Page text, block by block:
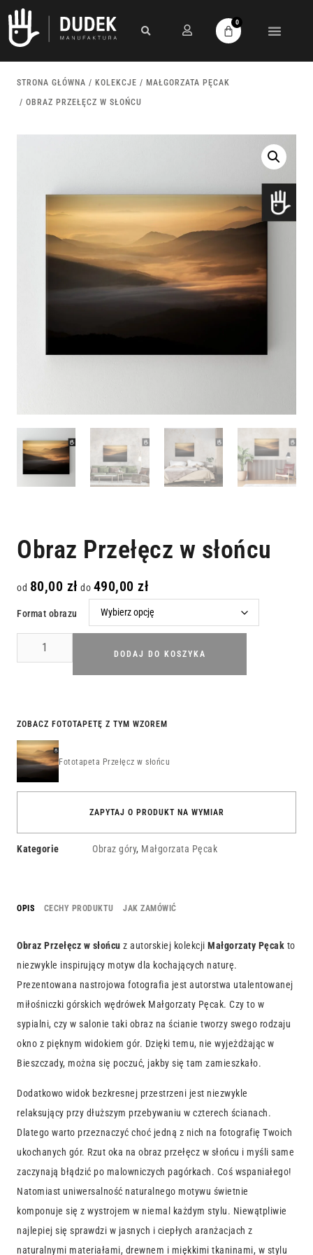
0
OPIS CECHY PRODUKTU JAK ZAMÓWIĆ
Obraz Przełęcz w słońcu z autorskiej kolekcji Małgorzaty Pęcak to
niezwykle inspirujący motyw dla kochających naturę.
Prezentowana nastrojowa fotografia jest autorstwa utalentowanej
miłośniczki górskich wędrówek Małgorzaty Pęcak. Czy to w
sypialni, czy w salonie taki obraz na ścianie tworzy swego rodzaju
okno z pięknym widokiem gór. Dzięki temu, nie wyjeżdżając w
Bieszczady, można się poczuć, jakby się tam zamieszkało.
Dodatkowo widok bezkresnej przestrzeni jest niezwykle
relaksujący przy dłuższym przebywaniu w czterech ścianach.
Dlatego warto przeznaczyć choć jedną z nich na fotografię Twoich
ukochanych gór. Rzut oka na obraz przełęcz w słońcu i myśli same
zaczynają błądzić po malowniczych pagórkach. Coś wspaniałego!
Natomiast uniwersalność naturalnego motywu świetnie
komponuje się z wystrojem w niemal każdym stylu. Niewątpliwie
najlepiej się sprawdzi w jasnych i ciepłych aranżacjach z
naturalnymi materiałami, drewnem i miękkimi tkaninami, w stylu
STRONA GŁÓWNA / KOLEKCJE / MAŁGORZATA PĘCAK
/ OBRAZ PRZEŁĘCZ W SŁOŃCU
Obraz Przełęcz w słońcu
od 80,00 zł do 490,00 zł
Format obrazu
DODAJ DO KOSZYKA
ZOBACZ FOTOTAPETĘ Z TYM WZOREM
Fototapeta Przełęcz w słońcu
ZAPYTAJ O PRODUKT NA WYMIAR
Kategorie Obraz góry, Małgorzata Pęcak